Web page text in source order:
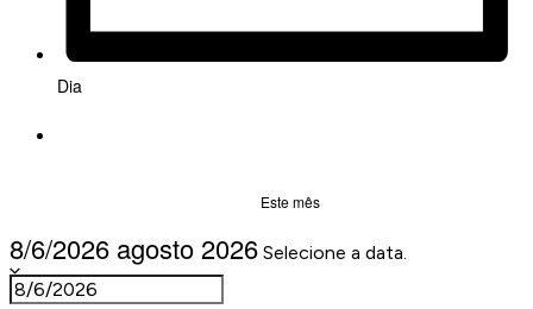
Dia
Este mês
8/6/2026 agosto 2026 Selecione a data.